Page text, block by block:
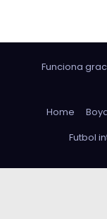
Funciona
Home
Futbol